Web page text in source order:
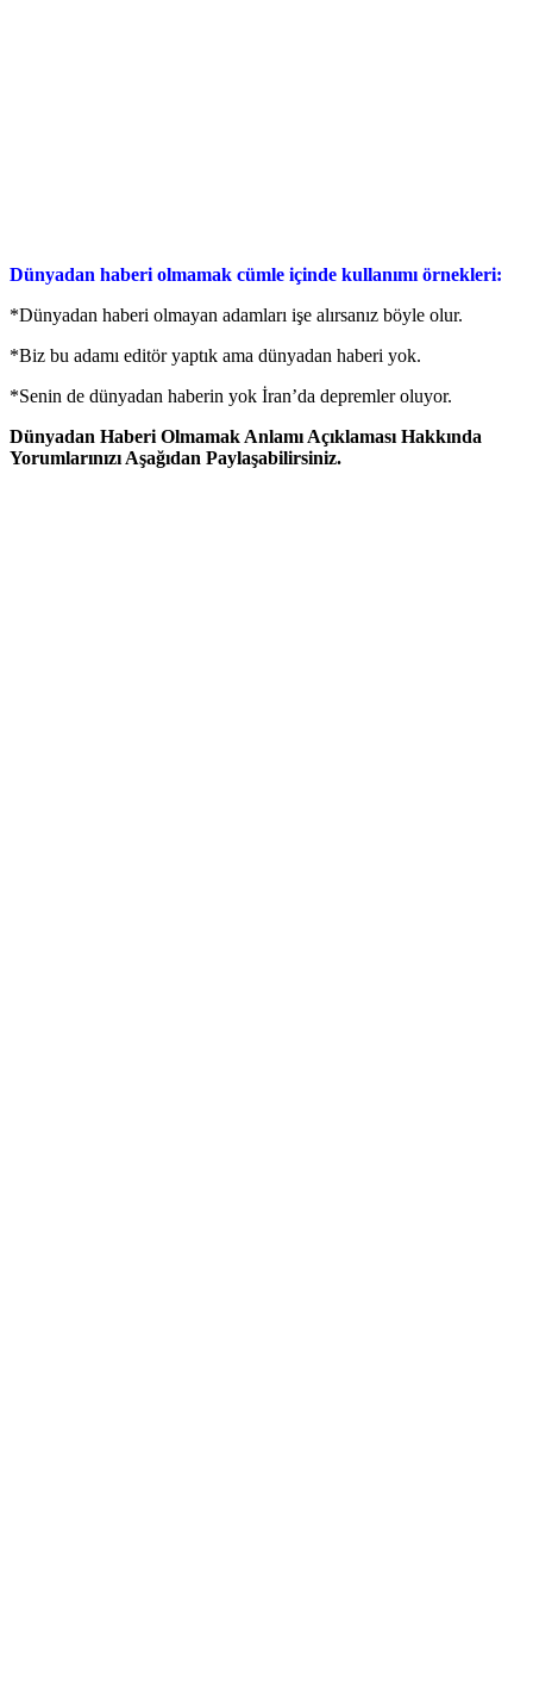
Dünyadan haberi olmamak cümle içinde kullanımı örnekleri:
*Dünyadan haberi olmayan adamları işe alırsanız böyle olur.
*Biz bu adamı editör yaptık ama dünyadan haberi yok.
*Senin de dünyadan haberin yok İran’da depremler oluyor.
Dünyadan Haberi Olmamak Anlamı Açıklaması Hakkında
Yorumlarınızı Aşağıdan Paylaşabilirsiniz.